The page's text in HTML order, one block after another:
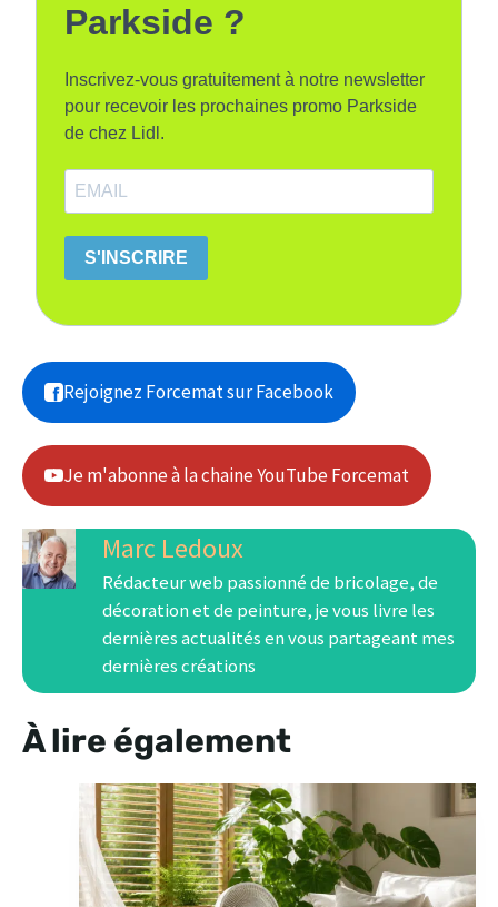
Parkside ?
Inscrivez-vous gratuitement à notre newsletter
pour recevoir les prochaines promo Parkside
de chez Lidl.
S'INSCRIRE
Rejoignez Forcemat sur Facebook
Je m'abonne à la chaine YouTube Forcemat
Marc Ledoux
Rédacteur web passionné de bricolage, de
décoration et de peinture, je vous livre les
dernières actualités en vous partageant mes
dernières créations
À lire également